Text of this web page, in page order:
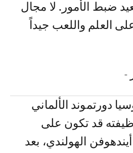
ضبط الأمور. لا مجال
العلم واللعب جيداً
-
دورتموند الألماني
قد تكون على
الهولندي، بعد